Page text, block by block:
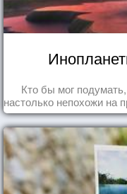
Кто бы мог
настолько непохожи на
что